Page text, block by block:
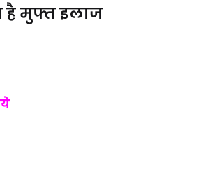
है मुफ्त इलाज